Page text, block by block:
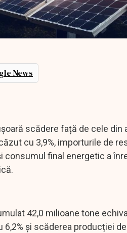
News
scădere față de cele din
cu 3,9%, importurile de
consumul final energetic a
42,0 milioane tone
și scăderea producției